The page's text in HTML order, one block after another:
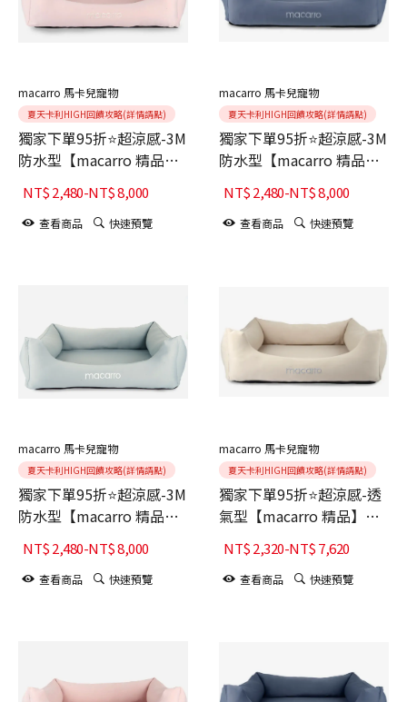
macarro 馬卡兒寵物
夏天卡利HIGH回饋攻略(詳情請點)
獨家下單95折⭐超涼感-3M
防水型【macarro 精品】
LATEX乳膠床-柔紗粉
NT$2,480-NT$8,000
查看商品 快速預覽
macarro 馬卡兒寵物
夏天卡利HIGH回饋攻略(詳情請點)
獨家下單95折⭐超涼感-3M
防水型【macarro 精品】
LATEX乳膠床-深藍
NT$2,480-NT$8,000
查看商品 快速預覽
macarro 馬卡兒寵物
夏天卡利HIGH回饋攻略(詳情請點)
獨家下單95折⭐超涼感-3M
防水型【macarro 精品】
LATEX乳膠床-鼠尾草綠
NT$2,480-NT$8,000
查看商品 快速預覽
macarro 馬卡兒寵物
夏天卡利HIGH回饋攻略(詳情請點)
獨家下單95折⭐超涼感-透
氣型【macarro 精品】
LATEX乳膠床-卡其
NT$2,320-NT$7,620
查看商品 快速預覽